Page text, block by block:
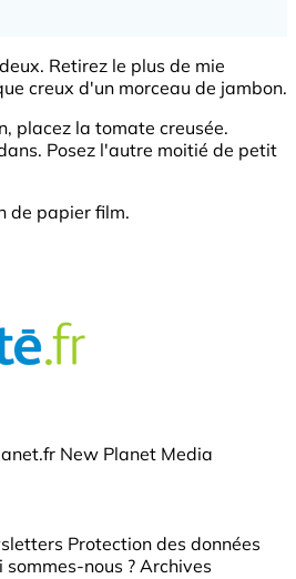
Retirez le plus de mie
creux d'un morceau de jambon.
placez la tomate creusée.
Posez l'autre moitié de petit
de papier film.
New Planet Media
Protection des données
sommes-nous ? Archives